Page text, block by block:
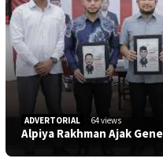
ADVERTORIAL 64 views
Alpiya Rakhman Ajak